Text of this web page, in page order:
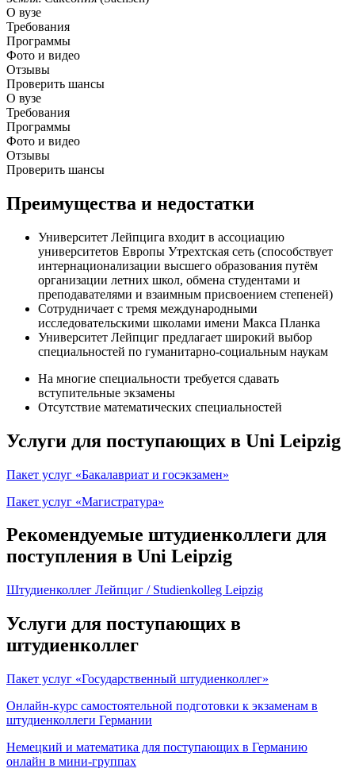
О вузе
Требования
Программы
Фото и видео
Отзывы
Проверить шансы
О вузе
Требования
Программы
Фото и видео
Отзывы
Проверить шансы
Преимущества и недостатки
Университет Лейпцига входит в ассоциацию
университетов Европы Утрехтская сеть (способствует
интернационализации высшего образования путём
организации летних школ, обмена студентами и
преподавателями и взаимным присвоением степеней)
Сотрудничает с тремя международными
исследовательскими школами имени Макса Планка
Университет Лейпциг предлагает широкий выбор
специальностей по гуманитарно-социальным наукам
На многие специальности требуется сдавать
вступительные экзамены
Отсутствие математических специальностей
Услуги для поступающих в Uni Leipzig
Пакет услуг «Бакалавриат и госэкзамен»
Пакет услуг «Магистратура»
Рекомендуемые штудиенколлеги для
поступления в Uni Leipzig
Штудиенколлег Лейпциг / Studienkolleg Leipzig
Услуги для поступающих в
штудиенколлег
Пакет услуг «Государственный штудиенколлег»
Онлайн-курс самостоятельной подготовки к экзаменам в
штудиенколлеги Германии
Немецкий и математика для поступающих в Германию
онлайн в мини-группах